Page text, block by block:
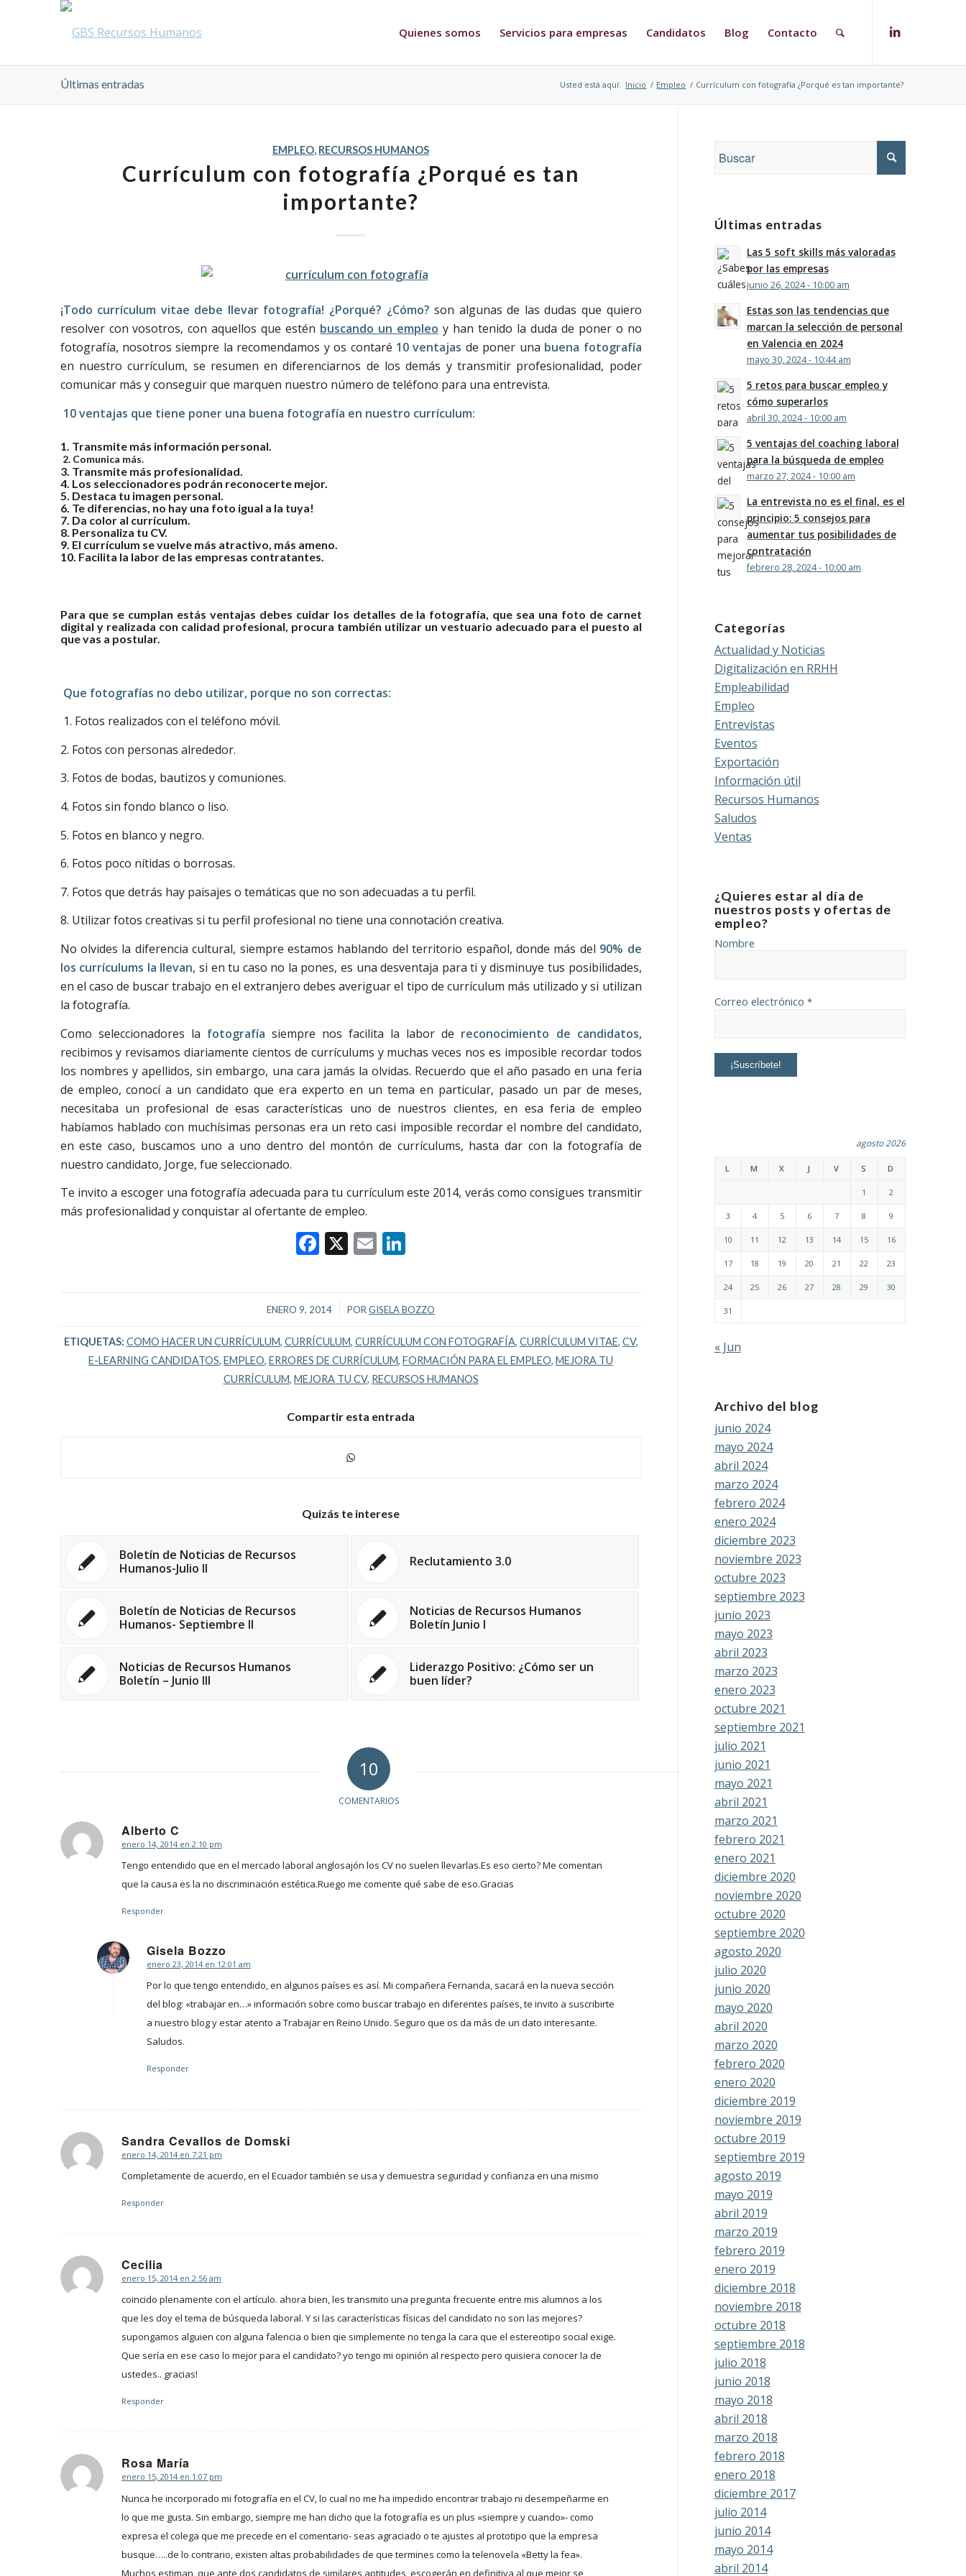
Quienes somos Servicios para empresas Candidatos Blog Contacto
Últimas entradas Usted está aquí: Inicio / Empleo / Currículum con fotografía ¿Porqué es tan importante?
EMPLEO, RECURSOS HUMANOS
Currículum con fotografía ¿Porqué es tan
importante?
¡Todo currículum vitae debe llevar fotografía! ¿Porqué? ¿Cómo? son algunas de las dudas que quiero
resolver con vosotros, con aquellos que estén buscando un empleo y han tenido la duda de poner o no
fotografía, nosotros siempre la recomendamos y os contaré 10 ventajas de poner una buena fotografía
en nuestro currículum, se resumen en diferenciarnos de los demás y transmitir profesionalidad, poder
comunicar más y conseguir que marquen nuestro número de teléfono para una entrevista.
10 ventajas que tiene poner una buena fotografía en nuestro currículum:
1. Transmite más información personal.
2. Comunica más.
3. Transmite más profesionalidad.
4. Los seleccionadores podrán reconocerte mejor.
5. Destaca tu imagen personal.
6. Te diferencias, no hay una foto igual a la tuya!
7. Da color al currículum.
8. Personaliza tu CV.
9. El currículum se vuelve más atractivo, más ameno.
10. Facilita la labor de las empresas contratantes.
Para que se cumplan estás ventajas debes cuidar los detalles de la fotografía, que sea una foto de carnet
digital y realizada con calidad profesional, procura también utilizar un vestuario adecuado para el puesto al
que vas a postular.
Que fotografías no debo utilizar, porque no son correctas:
1. Fotos realizados con el teléfono móvil.
2. Fotos con personas alrededor.
3. Fotos de bodas, bautizos y comuniones.
4. Fotos sin fondo blanco o liso.
5. Fotos en blanco y negro.
6. Fotos poco nítidas o borrosas.
7. Fotos que detrás hay paisajes o temáticas que no son adecuadas a tu perfil.
8. Utilizar fotos creativas si tu perfil profesional no tiene una connotación creativa.
No olvides la diferencia cultural, siempre estamos hablando del territorio español, donde más del 90% de
los currículums la llevan, si en tu caso no la pones, es una desventaja para ti y disminuye tus posibilidades,
en el caso de buscar trabajo en el extranjero debes averiguar el tipo de currículum más utilizado y si utilizan
la fotografía.
Como seleccionadores la fotografía siempre nos facilita la labor de reconocimiento de candidatos,
recibimos y revisamos diariamente cientos de currículums y muchas veces nos es imposible recordar todos
los nombres y apellidos, sin embargo, una cara jamás la olvidas. Recuerdo que el año pasado en una feria
de empleo, conocí a un candidato que era experto en un tema en particular, pasado un par de meses,
necesitaba un profesional de esas características uno de nuestros clientes, en esa feria de empleo
habíamos hablado con muchísimas personas era un reto casi imposible recordar el nombre del candidato,
en este caso, buscamos uno a uno dentro del montón de currículums, hasta dar con la fotografía de
nuestro candidato, Jorge, fue seleccionado.
Te invito a escoger una fotografía adecuada para tu currículum este 2014, verás como consigues transmitir
más profesionalidad y conquistar al ofertante de empleo.
Facebook
X Email
ENERO 9, 2014
/ PORGISELA BOZZO
ETIQUETAS: COMO HACER UN CURRÍCULUM, CURRÍCULUM, CURRÍCULUM CON FOTOGRAFÍA, CURRÍCULUM VITAE, CV,
E-LEARNING CANDIDATOS,EMPLEO,ERRORES DE CURRÍCULUM,FORMACIÓN PARA EL EMPLEO,MEJORA TU
CURRÍCULUM, MEJORA TU CV, RECURSOS HUMANOS
Compartir esta entrada
Quizás te interese
Boletín de Noticias de Recursos
Humanos-Julio II
Reclutamiento 3.0
Boletín de Noticias de Recursos
Humanos- Septiembre II
Noticias de Recursos Humanos
Boletín Junio I
Noticias de Recursos Humanos
Boletín – Junio III
Liderazgo Positivo: ¿Cómo ser un
buen líder?
10
COMENTARIOS
Alberto C
Dice:
enero 14, 2014 en 2:10 pm
Tengo entendido que en el mercado laboral anglosajón los CV no suelen llevarlas.Es eso cierto? Me comentan
que la causa es la no discriminación estética.Ruego me comente qué sabe de eso.Gracias
Responder
Gisela Bozzo
Dice:
enero 23, 2014 en 12:01 am
Por lo que tengo entendido, en algunos países es así. Mi compañera Fernanda, sacará en la nueva sección
del blog: «trabajar en…» información sobre como buscar trabajo en diferentes países, te invito a suscribirte
a nuestro blog y estar atento a Trabajar en Reino Unido. Seguro que os da más de un dato interesante.
Saludos.
Responder
Sandra Cevallos de Domski
Dice:
enero 14, 2014 en 7:21 pm
Completamente de acuerdo, en el Ecuador también se usa y demuestra seguridad y confianza en una mismo
Responder
Cecilia
Dice:
enero 15, 2014 en 2:56 am
coincido plenamente con el artículo. ahora bien, les transmito una pregunta frecuente entre mis alumnos a los
que les doy el tema de búsqueda laboral. Y si las características físicas del candidato no son las mejores?
supongamos alguien con alguna falencia o bien qie simplemente no tenga la cara que el estereotipo social exige.
Que sería en ese caso lo mejor para el candidato? yo tengo mi opinión al respecto pero quisiera conocer la de
ustedes.. gracias!
Responder
Rosa María
Dice:
enero 15, 2014 en 1:07 pm
Nunca he incorporado mi fotografía en el CV, lo cual no me ha impedido encontrar trabajo ni desempeñarme en
lo que me gusta. Sin embargo, siempre me han dicho que la fotografía es un plus «siempre y cuando»- como
expresa el colega que me precede en el comentario- seas agraciado o te ajustes al prototipo que la empresa
busque…..de lo contrario, existen altas probabilidades de que termines como la telenovela «Betty la fea».
Muchos estiman, que ante dos candidatos de similares aptitudes, escogerán en definitiva al que mejor se
Últimas entradas
Las 5 soft skills más valoradas
por las empresas
junio 26, 2024 - 10:00 am
Estas son las tendencias que
marcan la selección de personal
en Valencia en 2024
mayo 30, 2024 - 10:44 am
5 retos para buscar empleo y
cómo superarlos
abril 30, 2024 - 10:00 am
5 ventajas del coaching laboral
para la búsqueda de empleo
marzo 27, 2024 - 10:00 am
La entrevista no es el final, es el
principio: 5 consejos para
aumentar tus posibilidades de
contratación
febrero 28, 2024 - 10:00 am
Categorías
Actualidad y Noticias
Digitalización en RRHH
Empleabilidad
Empleo
Entrevistas
Eventos
Exportación
Información útil
Recursos Humanos
Saludos
Ventas
¿Quieres estar al día de
nuestros posts y ofertas de
empleo?
Nombre
Correo electrónico *
agosto 2026
L M X J V S D
1 2
3 4 5 6 7 8 9
10 11 12 13 14 15 16
17 18 19 20 21 22 23
24 25 26 27 28 29 30
31
« Jun
Archivo del blog
junio 2024
mayo 2024
abril 2024
marzo 2024
febrero 2024
enero 2024
diciembre 2023
noviembre 2023
octubre 2023
septiembre 2023
junio 2023
mayo 2023
abril 2023
marzo 2023
enero 2023
octubre 2021
septiembre 2021
julio 2021
junio 2021
mayo 2021
abril 2021
marzo 2021
febrero 2021
enero 2021
diciembre 2020
noviembre 2020
octubre 2020
septiembre 2020
agosto 2020
julio 2020
junio 2020
mayo 2020
abril 2020
marzo 2020
febrero 2020
enero 2020
diciembre 2019
noviembre 2019
octubre 2019
septiembre 2019
agosto 2019
mayo 2019
abril 2019
marzo 2019
febrero 2019
enero 2019
diciembre 2018
noviembre 2018
octubre 2018
septiembre 2018
julio 2018
junio 2018
mayo 2018
abril 2018
marzo 2018
febrero 2018
enero 2018
diciembre 2017
julio 2014
junio 2014
mayo 2014
abril 2014